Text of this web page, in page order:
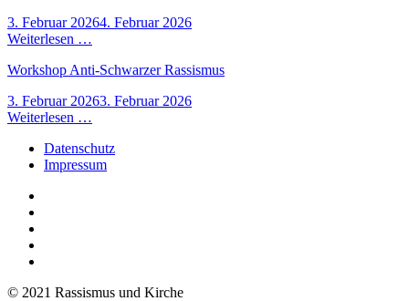
3. Februar 20264. Februar 2026
Weiterlesen …
Workshop Anti-Schwarzer Rassismus
3. Februar 20263. Februar 2026
Weiterlesen …
Datenschutz
Impressum
© 2021 Rassismus und Kirche